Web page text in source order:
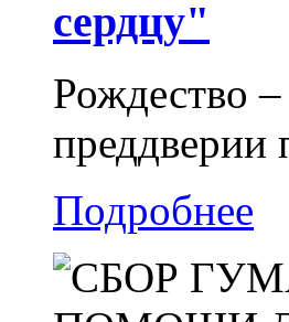
сердцу"
Рождество
преддверии
Подробнее